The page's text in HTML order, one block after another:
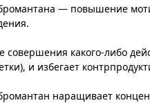
— повышение
совершения какого-либо
и избегает
наращивает